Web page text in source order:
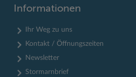
Informationen
Ihr Weg zu uns
Kontakt / Öffnungszeiten
Newsletter
Stormarnbrief